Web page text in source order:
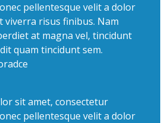
pellentesque velit a dolor
viverra risus finibus. Nam
at magna vel, tincidunt
quam tincidunt sem.
sit amet, consectetur
pellentesque velit a dolor